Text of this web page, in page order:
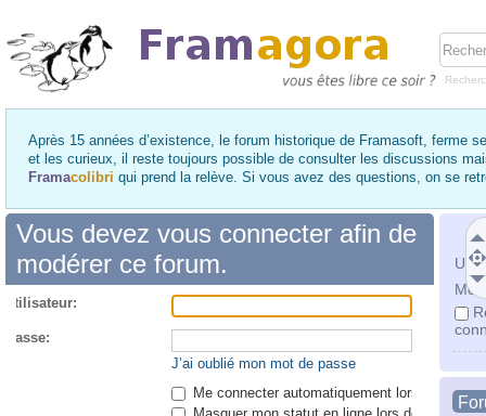
Après 15 années d’existence, le forum historique de Framasoft, ferme
et les curieux, il reste toujours possible de consulter les discussions
Framacolibri qui prend la relève. Si vous avez des questions, on se
Mot
Vous devez vous connecter afin de
modérer ce forum.
passe:
J’ai oublié mon mot de passe
Me connecter automatiquement lors de